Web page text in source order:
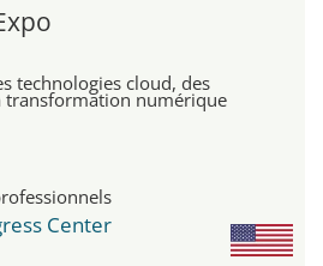
technologies cloud, des
transformation numérique
Center